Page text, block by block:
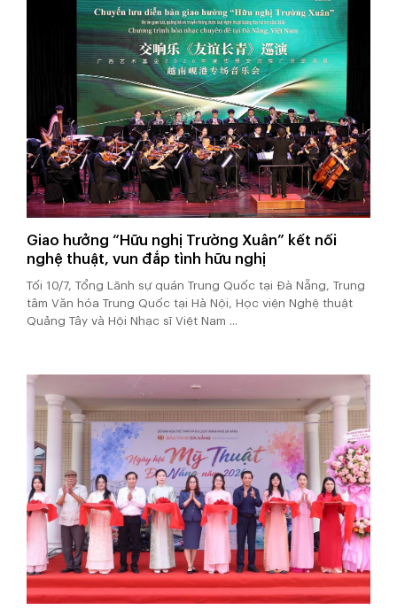
Giao hưởng “Hữu nghị Trường Xuân” kết nối
nghệ thuật, vun đắp tình hữu nghị
Tối 10/7, Tổng Lãnh sự quán Trung Quốc tại Đà Nẵng, Trung
tâm Văn hóa Trung Quốc tại Hà Nội, Học viện Nghệ thuật
Quảng Tây và Hội Nhạc sĩ Việt Nam ...